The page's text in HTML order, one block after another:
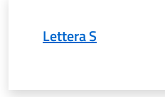
Lettera S